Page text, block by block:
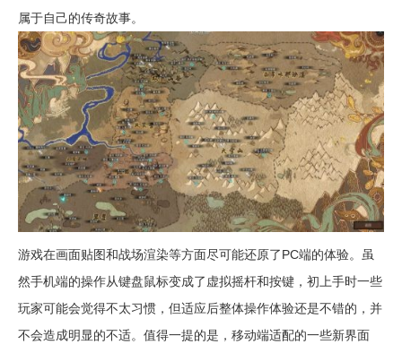
属于自己的传奇故事。
游戏在画面贴图和战场渲染等方面尽可能还原了PC端的体验。虽
然手机端的操作从键盘鼠标变成了虚拟摇杆和按键，初上手时一些
玩家可能会觉得不太习惯，但适应后整体操作体验还是不错的，并
不会造成明显的不适。值得一提的是，移动端适配的一些新界面